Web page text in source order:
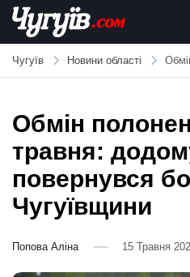
Skip
content
Chuguiv
Чугуїв Новини області Обмін
Обмін
травня:
повернувся
Чугуївщини
Попова Аліна 15 Травня